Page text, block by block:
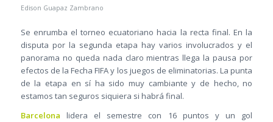
Edison Guapaz Zambrano
Se enrumba el torneo ecuatoriano hacia la recta final. En la
disputa por la segunda etapa hay varios involucrados y el
panorama no queda nada claro mientras llega la pausa por
efectos de la Fecha FIFA y los juegos de eliminatorias. La punta
de la etapa en sí ha sido muy cambiante y de hecho, no
estamos tan seguros siquiera si habrá final.
Barcelona lidera el semestre con 16 puntos y un gol